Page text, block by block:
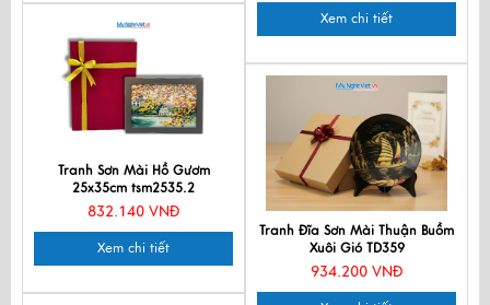
Xem chi tiết
Tranh Sơn Mài Hồ Gươm
25x35cm tsm2535.2
832.140 VNĐ
Xem chi tiết
Tranh Đĩa Sơn Mài Thuận Buồm
Xuôi Gió TD359
934.200 VNĐ